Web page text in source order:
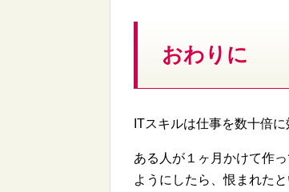
おわりに
ITスキルは仕事を数十倍
ある人が１ヶ月かけて作
ようにしたら、恨まれた